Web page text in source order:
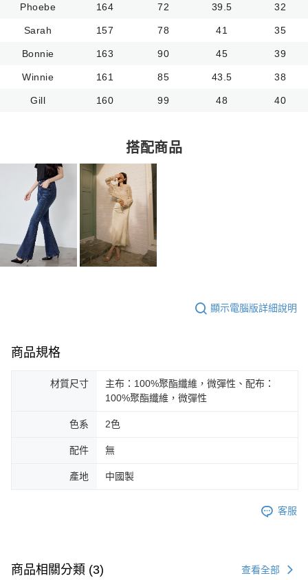
Phoebe 164 72 39.5 32
Sarah 157 78 41 35
Bonnie 163 90 45 39
Winnie 161 85 43.5 38
Gill 160 99 48 40
搭配商品
顯示電腦版詳細說明
商品規格
材質尺寸
主布：100%聚酯纖維，微彈性、配布：
100%聚酯纖維，微彈性
色系 2色
配件 無
產地 中國製
客服
商品相關分類 (3) 查看全部